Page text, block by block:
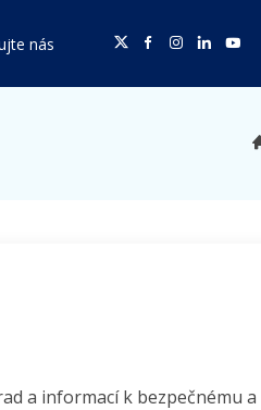
nás TwitterFacebook
Facebook
a informací k bezpečnému